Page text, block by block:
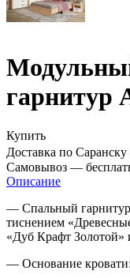
гарнитур
Купить
Доставка по
Самовывоз —
Описание
— Спальный
тиснением
«Дуб Крафт Золотой»
— Основание